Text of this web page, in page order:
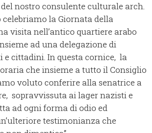
nostro consulente culturale arch.
la Giornata della
visita nell’antico quartiere arabo
ad una delegazione di
e cittadini. In questa cornice, la
che insieme a tutto il Consiglio
voluto conferire alla senatrice a
sopravvissuta ai lager nazisti e
ad ogni forma di odio ed
testimonianza che